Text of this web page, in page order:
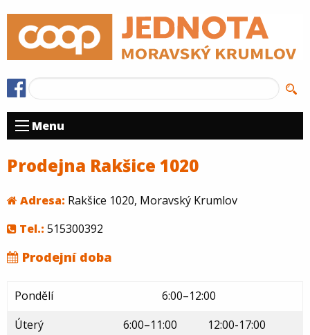
Menu
Prodejna Rakšice 1020
Adresa: Rakšice 1020, Moravský Krumlov
Tel.: 515300392
Prodejní doba
Pondělí
6:00–12:00
Úterý
6:00–11:00 12:00-17:00